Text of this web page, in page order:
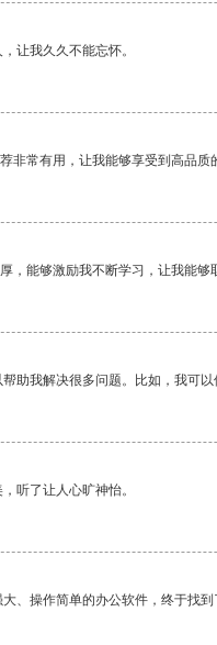
让我久久不能忘怀。
非常有用，让我能够享受到高品质
，能够激励我不断学习，让我能够
助我解决很多问题。比如，我可
听了让人心旷神怡。
、操作简单的办公软件，终于找